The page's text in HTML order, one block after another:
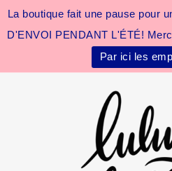
La boutique fait une pause pour
D'ENVOI PENDANT L'ÉTÉ!
Par ici les